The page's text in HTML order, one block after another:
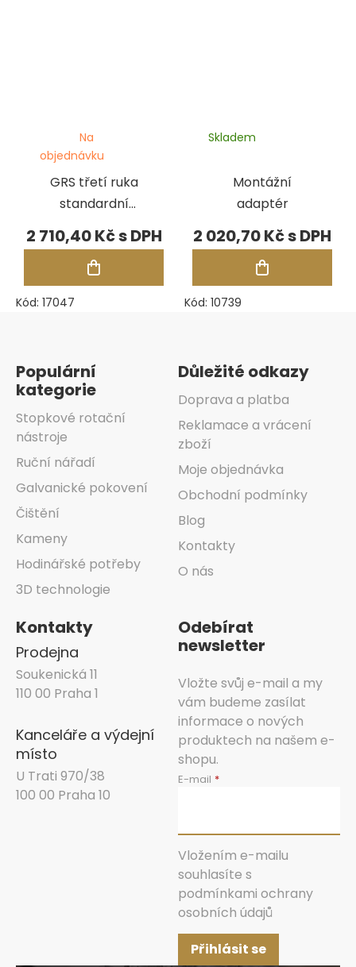
GRS třetí ruka
standardní
velikosti
Na
objednávku
2 710,40 Kč
Kód: 17047
Montážní
adaptér
Skladem
2 020,70 Kč
Kód: 10739
Populární
kategorie
Stopkové rotační
nástroje
Ruční nářadí
Galvanické pokovení
Čištění
Kameny
Hodinářské potřeby
3D technologie
Důležité odkazy
Doprava a platba
Reklamace a vrácení
zboží
Moje objednávka
Obchodní podmínky
Blog
Kontakty
O nás
Kontakty
Prodejna
Soukenická 11
110 00 Praha 1
Kanceláře a výdejní
místo
U Trati 970/38
100 00 Praha 10
Odebírat
newsletter
Vložte svůj e-mail a my
vám budeme zasílat
informace o nových
produktech na našem e-
shopu.
E-mail
Vložením e-mailu
souhlasíte s
podmínkami ochrany
osobních údajů
Přihlásit se